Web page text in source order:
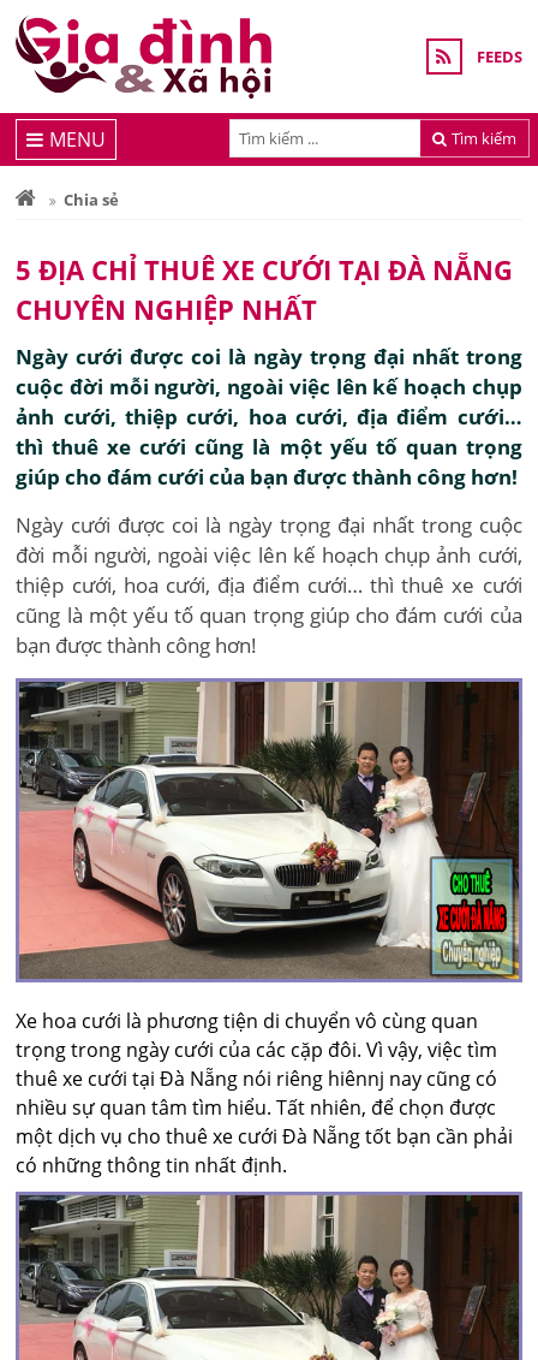
FEEDS
Tìm kiếm
MENU
Chia sẻ
5 ĐỊA CHỈ THUÊ XE CƯỚI TẠI ĐÀ NẴNG
CHUYÊN NGHIỆP NHẤT
Ngày cưới được coi là ngày trọng đại nhất trong
cuộc đời mỗi người, ngoài việc lên kế hoạch chụp
ảnh cưới, thiệp cưới, hoa cưới, địa điểm cưới…
thì thuê xe cưới cũng là một yếu tố quan trọng
giúp cho đám cưới của bạn được thành công hơn!
Ngày cưới được coi là ngày trọng đại nhất trong cuộc
đời mỗi người, ngoài việc lên kế hoạch chụp ảnh cưới,
thiệp cưới, hoa cưới, địa điểm cưới… thì thuê xe cưới
cũng là một yếu tố quan trọng giúp cho đám cưới của
bạn được thành công hơn!
Xe hoa cưới là phương tiện di chuyển vô cùng quan
trọng trong ngày cưới của các cặp đôi. Vì vậy, việc tìm
thuê xe cưới tại Đà Nẵng nói riêng hiênnj nay cũng có
nhiều sự quan tâm tìm hiểu. Tất nhiên, để chọn được
một dịch vụ cho thuê xe cưới Đà Nẵng tốt bạn cần phải
có những thông tin nhất định.